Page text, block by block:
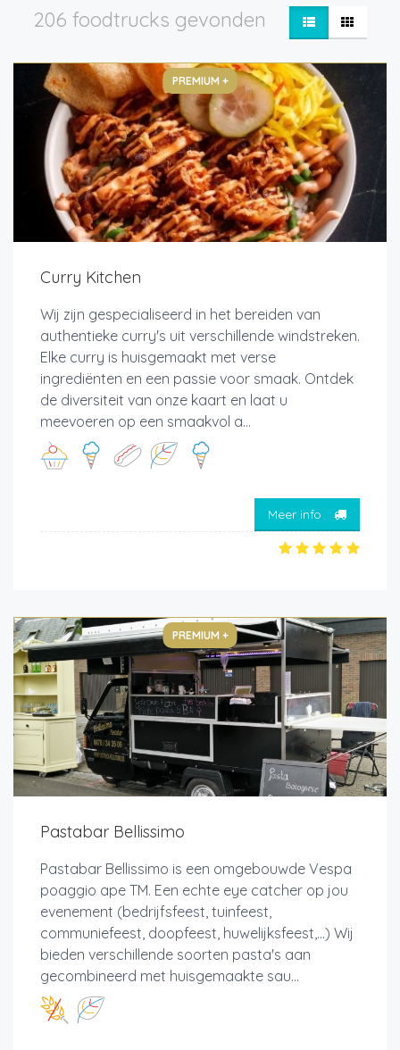
206 foodtrucks gevonden
PREMIUM +
Curry Kitchen
Wij zijn gespecialiseerd in het bereiden van
authentieke curry's uit verschillende windstreken.
Elke curry is huisgemaakt met verse
ingrediënten en een passie voor smaak. Ontdek
de diversiteit van onze kaart en laat u
meevoeren op een smaakvol a...
Meer info
PREMIUM +
Pastabar Bellissimo
Pastabar Bellissimo is een omgebouwde Vespa
poaggio ape TM. Een echte eye catcher op jou
evenement (bedrijfsfeest, tuinfeest,
communiefeest, doopfeest, huwelijksfeest,...) Wij
bieden verschillende soorten pasta's aan
gecombineerd met huisgemaakte sau...